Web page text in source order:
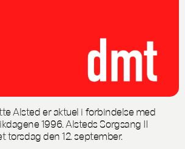
Alsted er aktuel i forbindelse med
1996. Alsteds Sorgsang II
torsdag den 12. september.